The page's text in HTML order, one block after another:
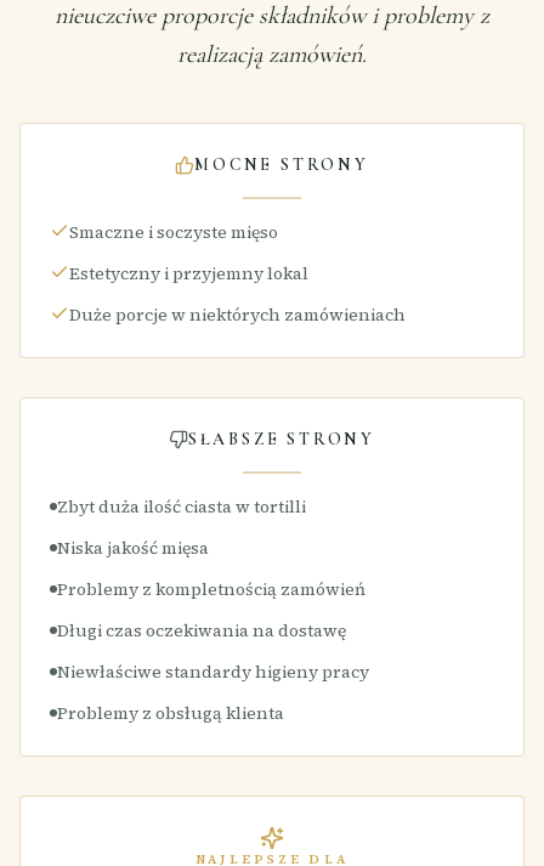
nieuczciwe proporcje składników i problemy z
realizacją zamówień.
MOCNE STRONY
Smaczne i soczyste mięso
Estetyczny i przyjemny lokal
Duże porcje w niektórych zamówieniach
SŁABSZE STRONY
Zbyt duża ilość ciasta w tortilli
Niska jakość mięsa
Problemy z kompletnością zamówień
Długi czas oczekiwania na dostawę
Niewłaściwe standardy higieny pracy
Problemy z obsługą klienta
NAJLEPSZE DLA